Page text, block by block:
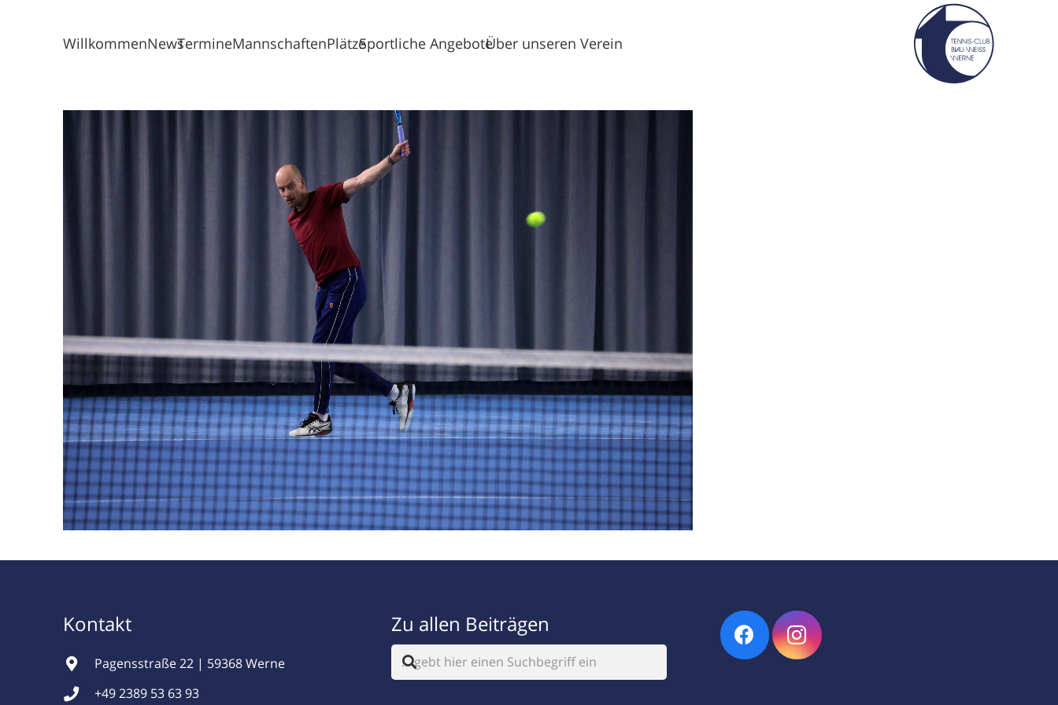
WillkommenNewsTermineMannschaftenPlätzeSportliche AngeboteÜber unseren Verein
Kontakt
Pagensstraße 22 | 59368 Werne
+49 2389 53 63 93
Zu allen Beiträgen